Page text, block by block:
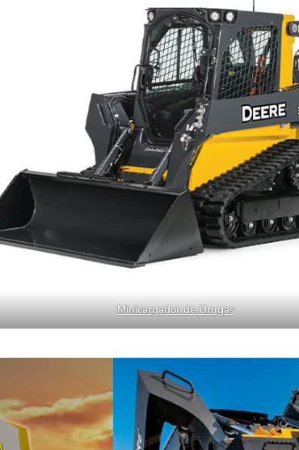
Minicargador de Orugas